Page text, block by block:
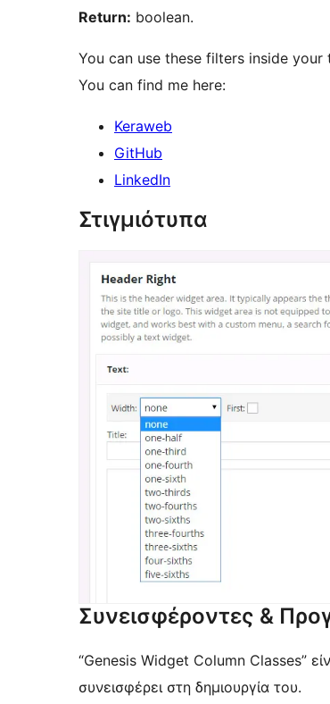
Return: boolean.
You can use these filters inside
You can find me here:
Keraweb
GitHub
LinkedIn
Στιγμιότυπα
Συνεισφέροντες &
“Genesis Widget Column Classes”
συνεισφέρει στη δημιουργία του.